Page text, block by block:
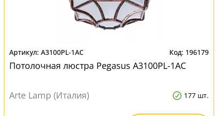
A3100PL-1AC 196179
Потолочная люстра Pegasus A3100PL-1AC
Arte Lamp (Италия) 177 шт.